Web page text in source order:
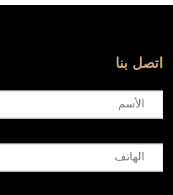
اتصل بنا